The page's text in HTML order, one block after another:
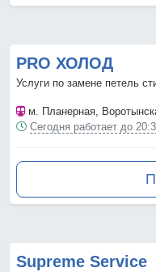
PRO ХОЛОД
Услуги по замене петель
м. Планерная,
Сегодня работает до
Supreme Service